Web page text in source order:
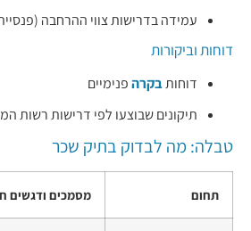
עמידה בדרישות צווי ההרחבה
דוחות וביקורות
דוחותבקרהפנימיים
תיקונים שבוצעו לפי דרישות רשות
טבלה: מה לבדוק בתיק שכר
תחום מסמכים ודגשים